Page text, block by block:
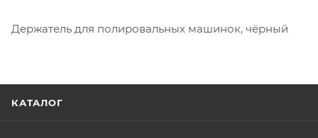
Держатель для полировальных машинок, чёрный
КАТАЛОГ